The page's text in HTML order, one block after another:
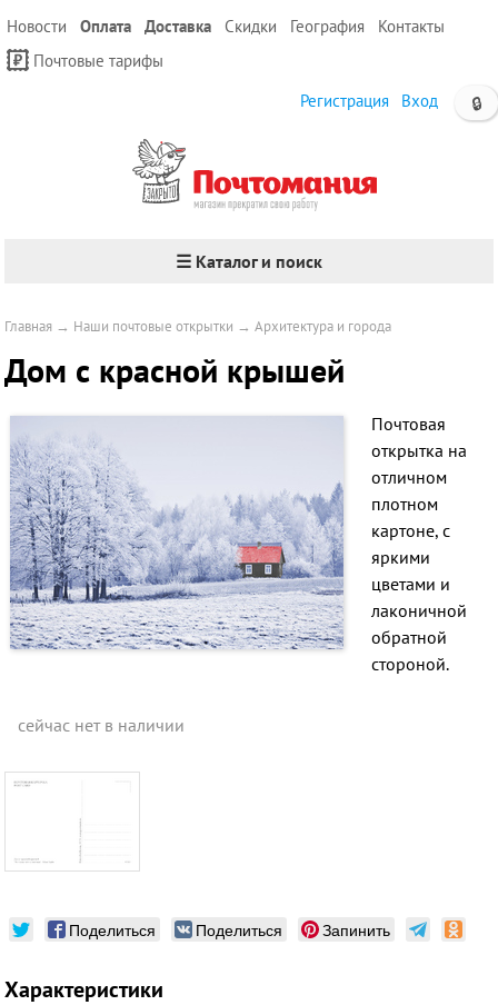
Новости Оплата Доставка Скидки География
Контакты
Почтовые тарифы
🔒
Регистрация Вход
☰ Каталог и поиск
Главная → Наши почтовые открытки →Архитектура и города
Дом с красной крышей
Почтовая
открытка на
отличном
плотном
картоне, с
яркими
цветами и
лаконичной
обратной
стороной.
сейчас нет в наличии
Поделиться Поделиться Запинить
Характеристики